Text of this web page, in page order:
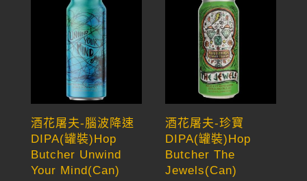
酒花屠夫-腦波降速
DIPA(罐裝)Hop
Butcher Unwind
Your Mind(Can)
酒花屠夫-珍寶
DIPA(罐裝)Hop
Butcher The
Jewels(Can)